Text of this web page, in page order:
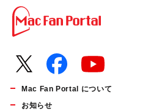
Mac Fan Portal について
お知らせ